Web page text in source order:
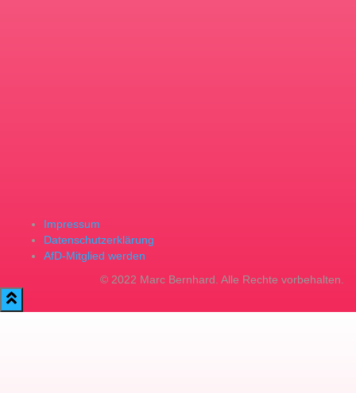
Impressum
Datenschutzerklärung
AfD-Mitglied werden
© 2022 Marc Bernhard. Alle Rechte vorbehalten.